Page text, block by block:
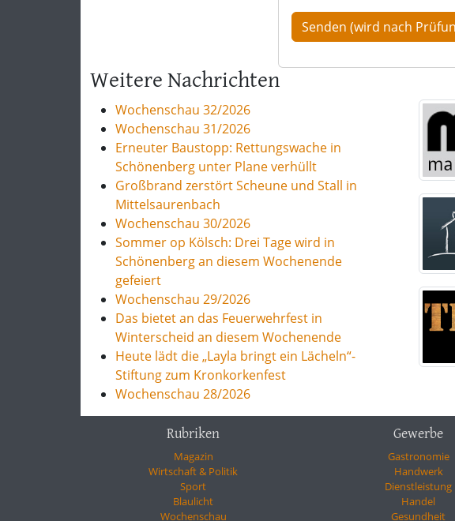
Weitere Nachrichten
Wochenschau 32/2026
Wochenschau 31/2026
Erneuter Baustopp: Rettungswache in
Schönenberg unter Plane verhüllt
Großbrand zerstört Scheune und Stall in
Mittelsaurenbach
Wochenschau 30/2026
Sommer op Kölsch: Drei Tage wird in
Schönenberg an diesem Wochenende
gefeiert
Wochenschau 29/2026
Das bietet an das Feuerwehrfest in
Winterscheid an diesem Wochenende
Heute lädt die „Layla bringt ein Lächeln“-
Stiftung zum Kronkorkenfest
Wochenschau 28/2026
Rubriken
Magazin
Wirtschaft & Politik
Sport
Blaulicht
Wochenschau
Gewerbe
Gastronomie
Handwerk
Dienstleistung
Handel
Gesundheit